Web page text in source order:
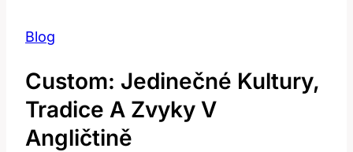
Blog
Custom: Jedinečné Kultury,
Tradice A Zvyky V
Angličtině